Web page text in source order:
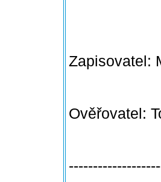
Zapisovatel:
Ověřovatel: